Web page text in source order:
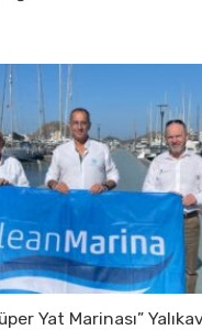
Yat Marinası”